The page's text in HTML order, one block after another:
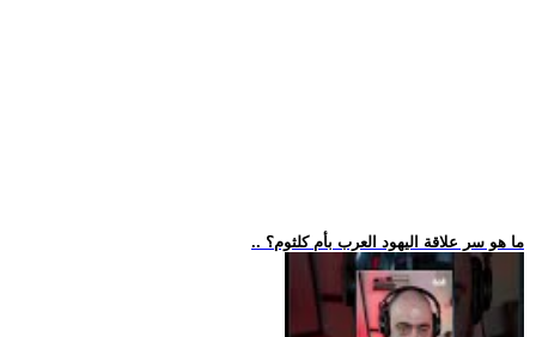
.. ما هو سر علاقة اليهود العرب بأم كلثوم؟